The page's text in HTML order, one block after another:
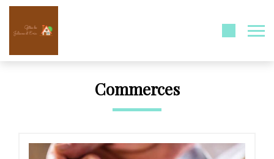
Commerces